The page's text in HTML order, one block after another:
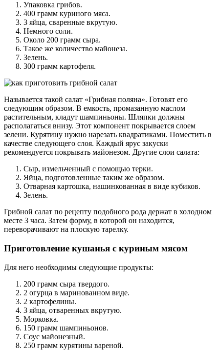
Упаковка грибов.
400 грамм куриного мяса.
3 яйца, сваренные вкрутую.
Немного соли.
Около 200 грамм сыра.
Такое же количество майонеза.
Зелень.
300 грамм картофеля.
Называется такой салат «Грибная поляна». Готовят его
следующим образом. В емкость, промазанную маслом
растительным, кладут шампиньоны. Шляпки должны
располагаться внизу. Этот компонент покрывается слоем
зелени. Курятину нужно нарезать квадратиками. Поместить в
качестве следующего слоя. Каждый ярус закуски
рекомендуется покрывать майонезом. Другие слои салата:
Сыр, измельченный с помощью терки.
Яйца, подготовленные таким же образом.
Отварная картошка, нашинкованная в виде кубиков.
Зелень.
Грибной салат по рецепту подобного рода держат в холодном
месте 3 часа. Затем форму, в которой он находится,
переворачивают на плоскую тарелку.
Приготовление кушанья с куриным мясом
Для него необходимы следующие продукты:
200 грамм сыра твердого.
2 огурца в маринованном виде.
2 картофелины.
3 яйца, отваренных вкрутую.
Морковка.
150 грамм шампиньонов.
Соус майонезный.
250 грамм курятины вареной.